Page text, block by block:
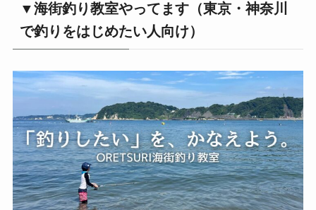
▼海街釣り教室やってます（東京・神奈川
で釣りをはじめたい人向け）